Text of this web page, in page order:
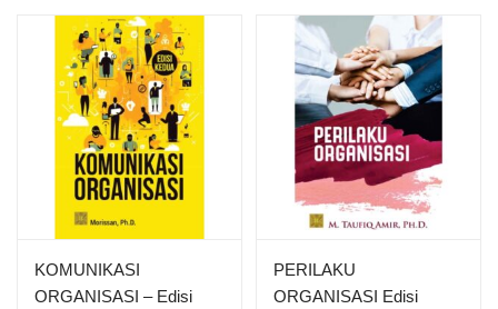
KOMUNIKASI
ORGANISASI – Edisi
PERILAKU
ORGANISASI Edisi